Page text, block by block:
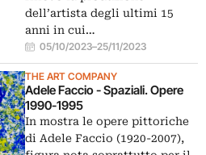
dell’artista degli ultimi 15
anni in cui…
05/10/2023–25/11/2023
THE ART COMPANY
Adele Faccio - Spaziali. Opere
1990-1995
In mostra le opere pittoriche
di Adele Faccio (1920-2007),